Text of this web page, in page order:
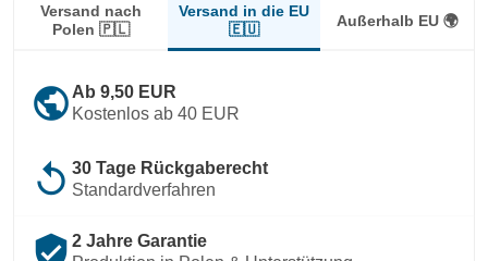
Versand nach
Polen 🇵🇱
Versand in die EU
🇪🇺
Außerhalb EU 🌍
public Ab 9,50 EUR
Kostenlos ab 40 EUR
replay 30 Tage Rückgaberecht
Standardverfahren
verified_user 2 Jahre Garantie